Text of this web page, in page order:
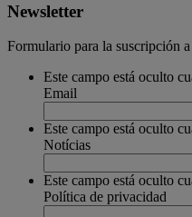
Newsletter
Formulario para la suscripción
Este campo está oculto
Email
Este campo está oculto
Notícias
Este campo está oculto
Política de privacidad